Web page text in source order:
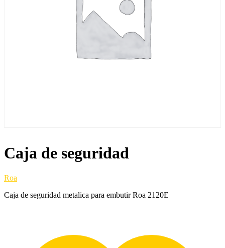
Caja de seguridad
Roa
Caja de seguridad metalica para embutir Roa 2120E